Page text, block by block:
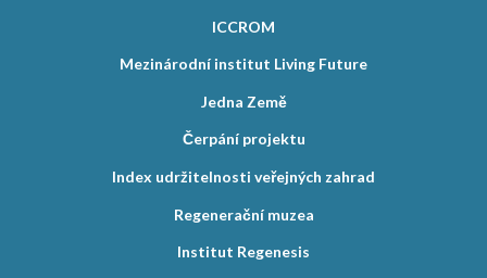
ICCROM
Mezinárodní institut Living Future
Jedna Země
Čerpání projektu
Index udržitelnosti veřejných zahrad
Regenerační muzea
Institut Regenesis